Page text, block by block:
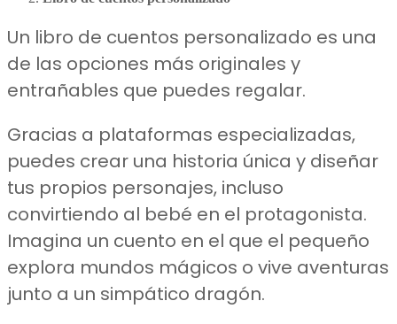
Un libro de cuentos personalizado es una
de las opciones más originales y
entrañables que puedes regalar.
Gracias a plataformas especializadas,
puedes crear una historia única y diseñar
tus propios personajes, incluso
convirtiendo al bebé en el protagonista.
Imagina un cuento en el que el pequeño
explora mundos mágicos o vive aventuras
junto a un simpático dragón.